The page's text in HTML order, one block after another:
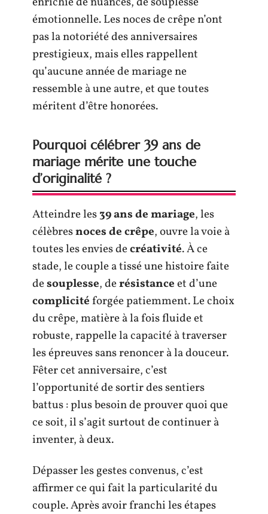
émotionnelle. Les noces de crêpe n’ont
pas la notoriété des anniversaires
prestigieux, mais elles rappellent
qu’aucune année de mariage ne
ressemble à une autre, et que toutes
méritent d’être honorées.
Pourquoi célébrer 39 ans de
mariage mérite une touche
d’originalité ?
Atteindre les39 ans de mariage, les
célèbresnoces de crêpe, ouvre la voie à
toutes les envies decréativité. À ce
stade, le couple a tissé une histoire faite
desouplesse, derésistanceet d’une
complicitéforgée patiemment. Le choix
du crêpe, matière à la fois fluide et
robuste, rappelle la capacité à traverser
les épreuves sans renoncer à la douceur.
Fêter cet anniversaire, c’est
l’opportunité de sortir des sentiers
battus : plus besoin de prouver quoi que
ce soit, il s’agit surtout de continuer à
inventer, à deux.
Dépasser les gestes convenus, c’est
affirmer ce qui fait la particularité du
couple. Après avoir franchi les étapes